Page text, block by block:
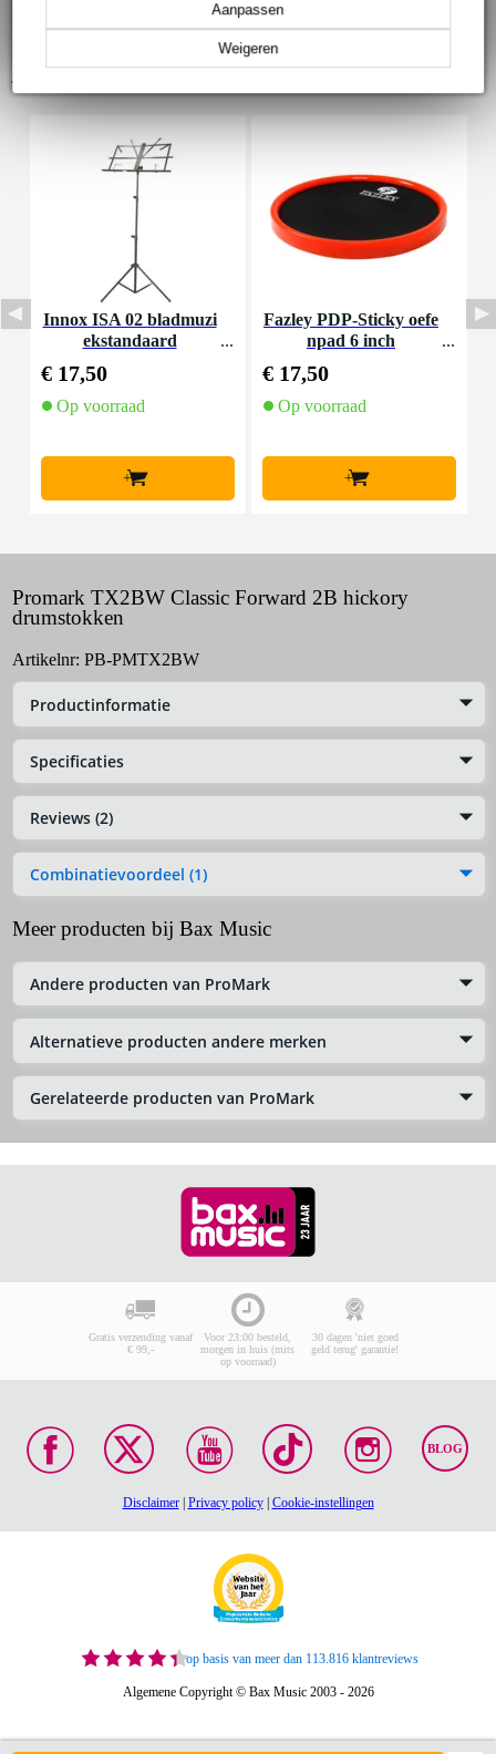
Weigeren
Aanpassen
Innox ISA 02 bladmuzi
ekstandaard
€ 17,50
Op voorraad
+
Fazley PDP-Sticky oefe
npad 6 inch
€ 17,50
Op voorraad
+
Promark TX2BW Classic Forward 2B hickory
drumstokken
Artikelnr: PB-PMTX2BW
Productinformatie
Specificaties
Reviews (2)
Combinatievoordeel (1)
Meer producten bij Bax Music
Andere producten van ProMark
Alternatieve producten andere merken
Gerelateerde producten van ProMark
Gratis verzending vanaf
€ 99,-
Voor 23:00 besteld,
morgen in huis (mits
op voorraad)
30 dagen 'niet goed
geld terug' garantie!
BLOG
Disclaimer| Privacy policy| Cookie-instellingen
op basis van meer dan 113.816 klantreviews
Algemene Copyright © Bax Music 2003 - 2026